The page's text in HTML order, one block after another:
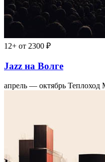
12+ от 2300 ₽
Jazz на Волге
апрель — октябрь Теплоход